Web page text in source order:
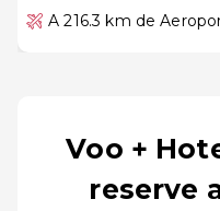
A 216.3 km de
Voo +
reserve